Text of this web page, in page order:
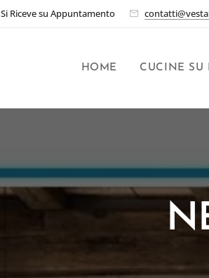
Si Riceve su Appuntamento
HOME CUCINE SU